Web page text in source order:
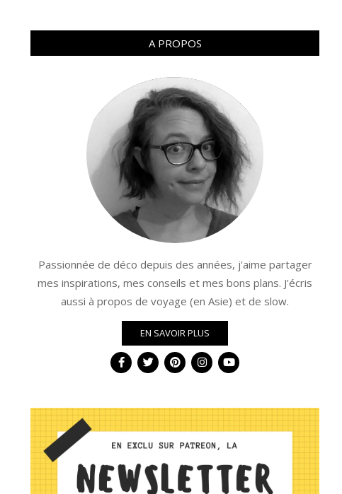
A PROPOS
Passionnée de déco depuis des années, j'aime partager
mes inspirations, mes conseils et mes bons plans. J'écris
aussi à propos de voyage (en Asie) et de slow.
EN SAVOIR PLUS